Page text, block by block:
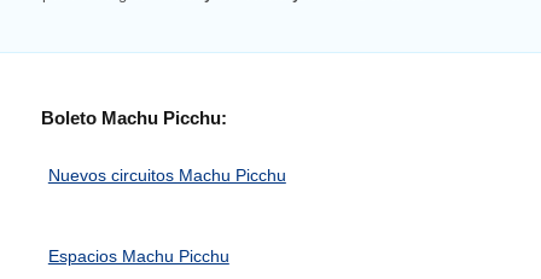
Boleto Machu Picchu:
Nuevos circuitos Machu Picchu
Espacios Machu Picchu